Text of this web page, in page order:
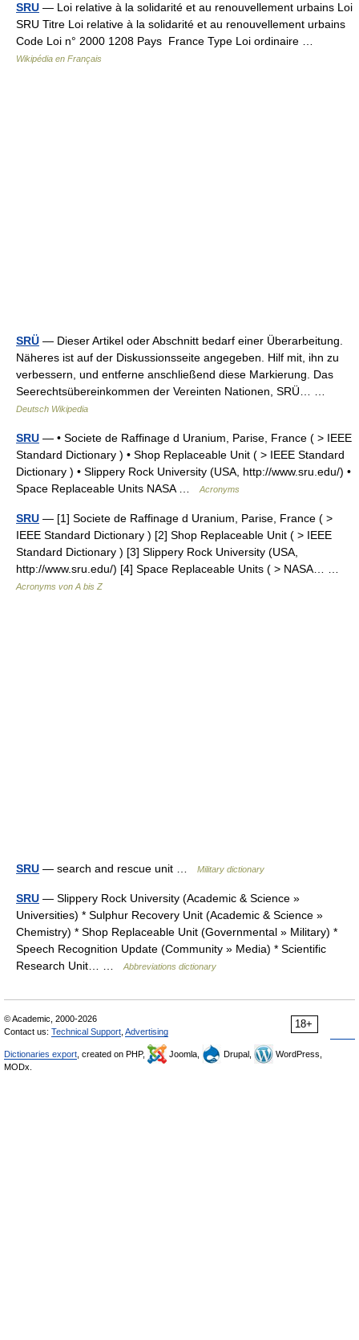
SRU — Loi relative à la solidarité et au renouvellement urbains Loi
SRU Titre Loi relative à la solidarité et au renouvellement urbains
Code Loi n° 2000 1208 Pays France Type Loi ordinaire …
Wikipédia en Français
SRÜ — Dieser Artikel oder Abschnitt bedarf einer Überarbeitung.
Näheres ist auf der Diskussionsseite angegeben. Hilf mit, ihn zu
verbessern, und entferne anschließend diese Markierung. Das
Seerechtsübereinkommen der Vereinten Nationen, SRÜ… …
Deutsch Wikipedia
SRU — • Societe de Raffinage d Uranium, Parise, France ( > IEEE
Standard Dictionary ) • Shop Replaceable Unit ( > IEEE Standard
Dictionary ) • Slippery Rock University (USA, http://www.sru.edu/) •
Space Replaceable Units NASA …
Acronyms
SRU — [1] Societe de Raffinage d Uranium, Parise, France ( >
IEEE Standard Dictionary ) [2] Shop Replaceable Unit ( > IEEE
Standard Dictionary ) [3] Slippery Rock University (USA,
http://www.sru.edu/) [4] Space Replaceable Units ( > NASA… …
Acronyms von A bis Z
SRU — search and rescue unit … Military dictionary
SRU — Slippery Rock University (Academic & Science »
Universities) * Sulphur Recovery Unit (Academic & Science »
Chemistry) * Shop Replaceable Unit (Governmental » Military) *
Speech Recognition Update (Community » Media) * Scientific
Research Unit… …
Abbreviations dictionary
18+
© Academic, 2000-2026
Contact us: Technical Support Advertising
Dictionaries export , created on PHP, Joomla, Drupal,
WordPress,
MODx.